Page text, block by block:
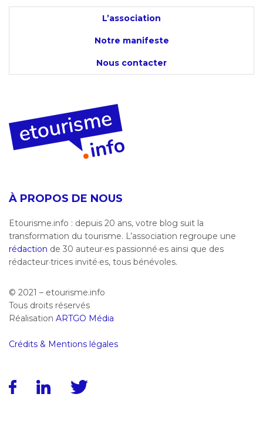
L’association
Notre manifeste
Nous contacter
À PROPOS DE NOUS
Etourisme.info : depuis 20 ans, votre blog suit la
transformation du tourisme. L’association regroupe une
rédaction de 30 auteur·es passionné·es ainsi que des
rédacteur·trices invité·es, tous bénévoles.
© 2021 – etourisme.info
Tous droits réservés
Réalisation ARTGO Média
Crédits & Mentions légales